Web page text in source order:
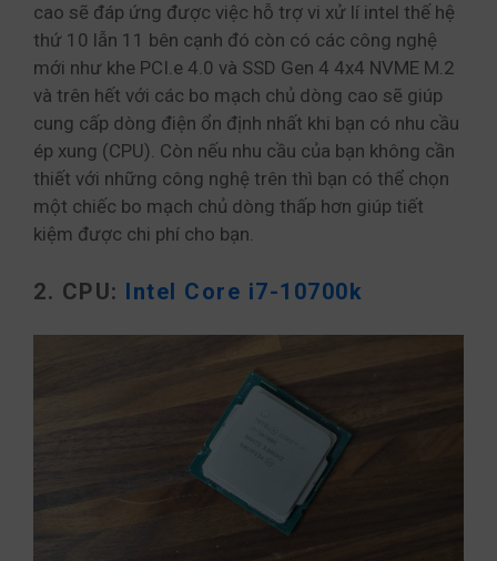
cao sẽ đáp ứng được việc hỗ trợ vi xử lí intel thế hệ
thứ 10 lẫn 11 bên cạnh đó còn có các công nghệ
mới như khe PCI.e 4.0 và SSD Gen 4 4x4 NVME M.2
và trên hết với các bo mạch chủ dòng cao sẽ giúp
cung cấp dòng điện ổn định nhất khi bạn có nhu cầu
ép xung (CPU). Còn nếu nhu cầu của bạn không cần
thiết với những công nghệ trên thì bạn có thể chọn
một chiếc bo mạch chủ dòng thấp hơn giúp tiết
kiệm được chi phí cho bạn.
2. CPU: Intel Core i7-10700k